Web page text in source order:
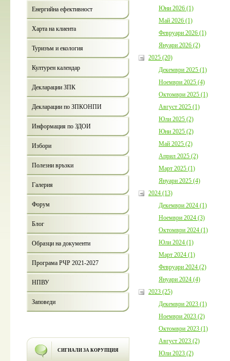
Енергийна ефективност
Харта на клиента
Туризъм и екология
Културен календар
Декларации ЗПК
Декларации по ЗПКОНПИ
Информация по ЗДОИ
Избори
Полезни връзки
Галерия
Форум
Блог
Образци на документи
Програма РЧР 2021-2027
НПВУ
Заповеди
СИГНАЛИ ЗА КОРУПЦИЯ
Юни 2026 (1)
Май 2026 (1)
Февруари 2026 (1)
Януари 2026 (2)
2025 (20)
Декември 2025 (1)
Ноември 2025 (4)
Октомври 2025 (1)
Август 2025 (1)
Юли 2025 (2)
Юни 2025 (2)
Май 2025 (2)
Април 2025 (2)
Март 2025 (1)
Януари 2025 (4)
2024 (13)
Декември 2024 (1)
Ноември 2024 (3)
Октомври 2024 (1)
Юли 2024 (1)
Март 2024 (1)
Февруари 2024 (2)
Януари 2024 (4)
2023 (25)
Декември 2023 (1)
Ноември 2023 (2)
Октомври 2023 (1)
Август 2023 (2)
Юли 2023 (2)
Покана за
Годишния
бюджет за